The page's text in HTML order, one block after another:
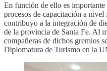
En función de ello es importante
procesos de capacitación a
contribuyo a la integración de
de la provincia de Santa Fe. Al
compañeras de dichos gremios
Diplomatura de Turismo en la